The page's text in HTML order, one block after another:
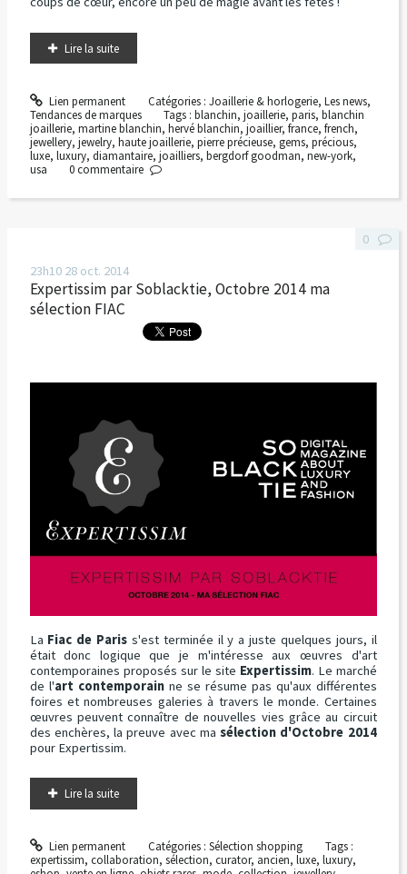
Lire la suite
Lien permanent Catégories : Joaillerie & horlogerie, Les news,
Tendances de marques
Tags :blanchin,joaillerie,paris,blanchin
joaillerie, martine blanchin, hervé blanchin, joaillier, france, french,
jewellery, jewelry, haute joaillerie, pierre précieuse, gems, précious,
luxe, luxury, diamantaire, joailliers, bergdorf goodman, new-york,
usa
0commentaire
23h10 28 oct. 2014
Expertissim par Soblacktie, Octobre 2014 ma
sélection FIAC
La Fiac de Paris s'est terminée il y a juste quelques jours, il
était donc logique que je m'intéresse aux œuvres d'art
contemporaines proposés sur le site Expertissim. Le marché
de l'art contemporainne se résume pas qu'aux différentes
foires et nombreuses galeries à travers le monde. Certaines
œuvres peuvent connaître de nouvelles vies grâce au circuit
des enchères, la preuve avec masélection d'Octobre 2014
pour Expertissim.
Lire la suite
Lien permanent Catégories : Sélection shopping
Tags :
expertissim, collaboration, sélection, curator, ancien, luxe, luxury,
0